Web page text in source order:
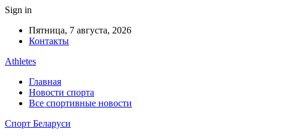
Sign in
Пятница, 7 августа, 2026
Контакты
Athletes
Главная
Новости спорта
Все спортивные новости
Спорт Беларуси